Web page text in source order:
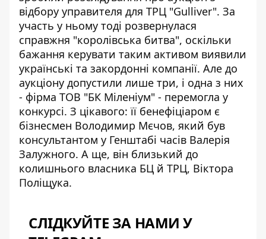
відбору управителя для ТРЦ "Gulliver". За
участь у ньому тоді розвернулася
справжня "королівська битва", оскільки
бажання керувати таким активом виявили
українські та закордонні компанії. Але до
аукціону допустили лише три, і одна з них
- фірма ТОВ "БК Міленіум" - перемогла у
конкурсі. З цікавого: її бенефіціаром є
бізнесмен Володимир Мєчов, який був
консультантом у Генштабі часів Валерія
Залужного. А ще, він близький до
колишнього власника БЦ й ТРЦ, Віктора
Поліщука.
СЛІДКУЙТЕ ЗА НАМИ У